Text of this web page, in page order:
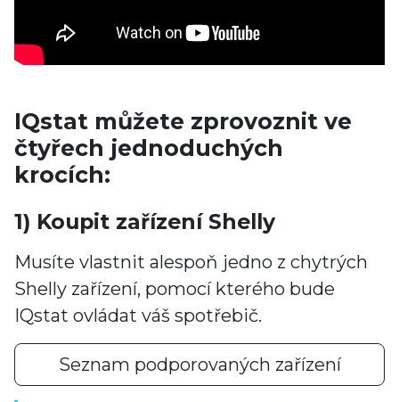
IQstat můžete zprovoznit ve
čtyřech jednoduchých
krocích:
1) Koupit zařízení Shelly
Musíte vlastnit alespoň jedno z chytrých
Shelly zařízení, pomocí kterého bude
IQstat ovládat váš spotřebič.
Seznam podporovaných zařízení